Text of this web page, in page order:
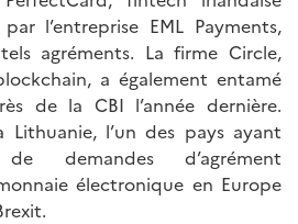
l’entreprise EML Payments,
agréments. La firme Circle,
a également entamé
de la CBI l’année dernière.
Lithuanie, l’un des pays ayant
demandes d’agrément
électronique en Europe